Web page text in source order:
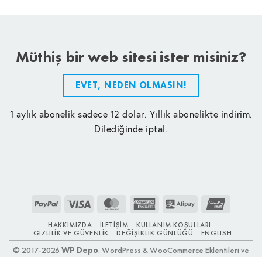
Müthiş bir web sitesi ister misiniz?
EVET, NEDEN OLMASIN!
1 aylık abonelik sadece 12 dolar. Yıllık abonelikte indirim.
Dilediğinde iptal.
PayPal Visa MasterCardAmerican
Alipay
HAKKIMIZDA İLETIŞIM
KULLANIM KOŞULLARI
GIZLILIK VE GÜVENLIK
DEĞIŞIKLIK GÜNLÜĞÜ ENGLISH
© 2017-2026 WP Depo. WordPress & WooCommerce Eklentileri ve